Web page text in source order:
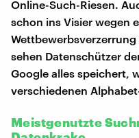
Online-Such-Riesen.
schon ins Visier wegen
sehen Datenschützer
Google alles speichert,
verschiedenen
Meistgenutzte